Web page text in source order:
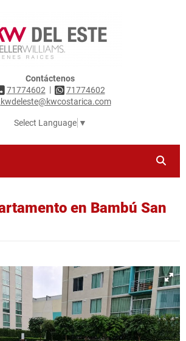
Contáctenos
71774602 |
71774602
kwdeleste@kwcostarica.com
Select Language ▼
en Bambú San